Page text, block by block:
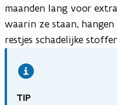
maanden lang voor
waarin ze staan,
restjes schadelijke
TIP